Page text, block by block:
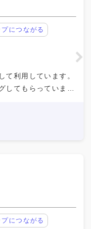
につながる
て利用しています。
してもらっていま
ので身軽に活動して
につながる